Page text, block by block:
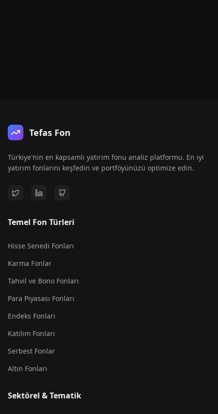
Tefas Fon
Türkiye'nin en kapsamlı yatırım fonu analiz platformu. En iyi
yatırım fonlarını keşfedin ve portföyünüzü optimize edin.
Temel Fon Türleri
Hisse Senedi Fonları
Karma Fonlar
Tahvil ve Bono Fonları
Para Piyasası Fonları
Endeks Fonları
Katılım Fonları
Serbest Fonlar
Altın Fonları
Sektörel & Tematik